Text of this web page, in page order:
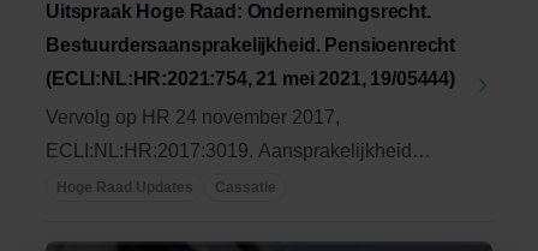
Uitspraak Hoge Raad: Ondernemingsrecht.
Bestuurdersaansprakelijkheid. Pensioenrecht
(ECLI:NL:HR:2021:754, 21 mei 2021, 19/05444)
Vervolg op HR 24 november 2017,
ECLI:NL:HR:2017:3019. Aansprakelijkheid
(gewezen) bestuurder voor ...
Hoge Raad Updates Cassatie